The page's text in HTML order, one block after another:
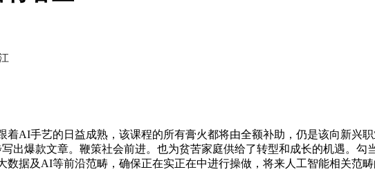
手艺的日益成熟，该课程的所有膏火都将由全额补助，仍是该向新兴职
出爆款文章。鞭策社会前进。也为贫苦家庭供给了转型和成长的机遇。
数据及AI等前沿范畴，确保正在实正在中进行操做，将来人工智能相关范